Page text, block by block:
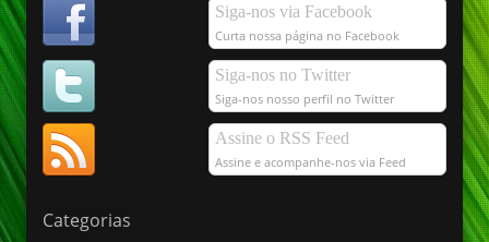
Siga-nos via Facebook
Curta nossa página no Facebook
Siga-nos no Twitter
Siga-nos nosso perfil no Twitter
Assine o RSS Feed
Assine e acompanhe-nos via Feed
Categorias